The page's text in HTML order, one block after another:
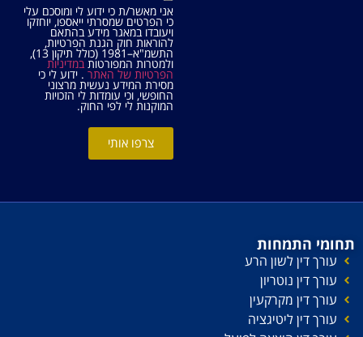
אני מאשר/ת כי ידוע לי ומוסכם עלי
כי הפרטים שמסרתי ייאספו, יוחזקו
ויעובדו במאגר מידע בהתאם
להוראות חוק הגנת הפרטיות,
התשמ"א–1981 (כולל תיקון 13),
ולמטרות המפורטות במדיניות
הפרטיות של האתר . ידוע לי כי
מסירת המידע נעשית מרצוני
החופשי, וכי עומדות לי הזכויות
המוקנות לי לפי החוק.
צרפו אותי
תחומי התמחות
עורך דין לשון הרע
עורך דין נוטריון
עורך דין מקרקעין
עורך דין ליטיגציה